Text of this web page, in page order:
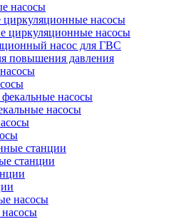
насосы
циркуляционные насосы
циркуляционные насосы
насос для ГВС
повышения давления
насосы
станции